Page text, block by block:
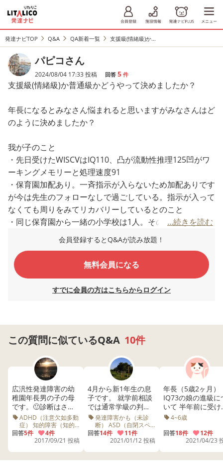
発達ナビTOP Q&A QA新着一覧 支援級(情緒級)か...
パピコさん
2024/08/04 17:33 投稿 回答 5 件
支援級(情緒級)か普通級かどうやって決めましたか？
年長になるとみなさん悩まれると思いますがみなさんはど
のように決めましたか？
我が子のこと
・先日受けたWISCⅤはIQ110、凸が流動性推理125凹がワ
ーキングメモリーと処理速度91
・保育園加配あり。一斉指示が入らないため加配ありです
が今は先生のフォローなしで過ごしている。指示が入って
なくても周りをみてリカバリーしているとのこと
・同じ保育園から一緒の小学校は1人。その子(A君)は支援
級を希望している
・友達が好きだがコミュニケーションは苦手。ただ本人は
コミュニケーションが苦手とは思っていない感じ
・心理士さんからは筆圧の弱さ、体幹の弱さの指摘あり
・保育園では45分、着席可能だと思うと言われている
・他害、多動なし。強く言われると黙っちゃうタイプ
トラブル等はないが年中時、変化していく鬼ごっこについ
ていけなかったようです。
最初は子供が普通級がいいと言ってましたが小学校の見学
をした際、A君が支援級なら支援級でもいいよと言ってま
した。A君とは遊んだりする仲ではないけど知り合いがい
るから安心という理由だと思います。
検査をしてもらった心理士さんから、椅子に着席出来るけ
どグラグラしたり、筆圧が弱いところが先生に理解されな
ければ支援級の方がいいのではないかと言われました。
支援級で手厚い指導の方がいいなと思う反面、友達がいな
...続きを読む
会員登録するとQ&Aが読み放題！
無料会員になる
すでに会員の方はこちらからログイン
この質問に似ているQ&A 10件
広汎性発達障害の幼
稚園年長男の子の母
です。🙂診断はされ
てないですがADHD
傾向にあります。 来
年小学校に入学する
際に、普通級か支援
学級（交流学級あ
り）どちらに在籍す
ADHD（注意欠如多動
症） 知的障害（知的
発達症） 4~6歳 療育
発達検査 就学相談 診
学級
回答5件
4件
2017/09/21 投稿
4月から新1年生の息
子です。 就学前相談
では通常学級の判定
を受けましたが視覚
優位の面と体育が苦
手で親としては支援
学級希望でした。 4
月から通う小学校の
支援学級は国語、算
発達障害かも（未診
断） ASD（自閉スペ
クトラム症）
ADHD（注意欠如多動
性学習症） 知的障害
（知的発達症） 4~6歳
回答14件
11件
2021/01/12 投稿
年長（5歳2ヶ月）
IQ73の娘の進級に
いて 半年前に受けた
田中ビネーでは
ところ、73になり
住んでる自治体で
75以下が手帳の該
になるので、手帳
4~6歳
回答18件
12件
2021/04/23